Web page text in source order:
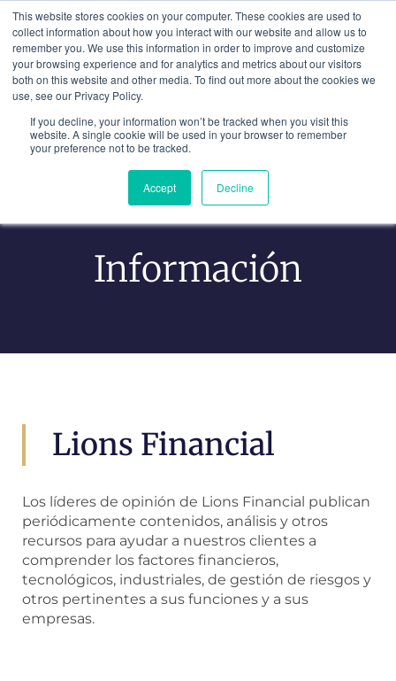
This website stores cookies on your computer. These cookies are used to
collect information about how you interact with our website and allow us to
remember you. We use this information in order to improve and customize
your browsing experience and for analytics and metrics about our visitors
both on this website and other media. To find out more about the cookies we
use, see our Privacy Policy.
If you decline, your information won’t be tracked when you visit this
website. A single cookie will be used in your browser to remember
your preference not to be tracked.
Accept Decline
contenido
Aprender De La Experiencia
Información
Lions Financial
Los líderes de opinión de Lions Financial publican
periódicamente contenidos, análisis y otros
recursos para ayudar a nuestros clientes a
comprender los factores financieros,
tecnológicos, industriales, de gestión de riesgos y
otros pertinentes a sus funciones y a sus
empresas.